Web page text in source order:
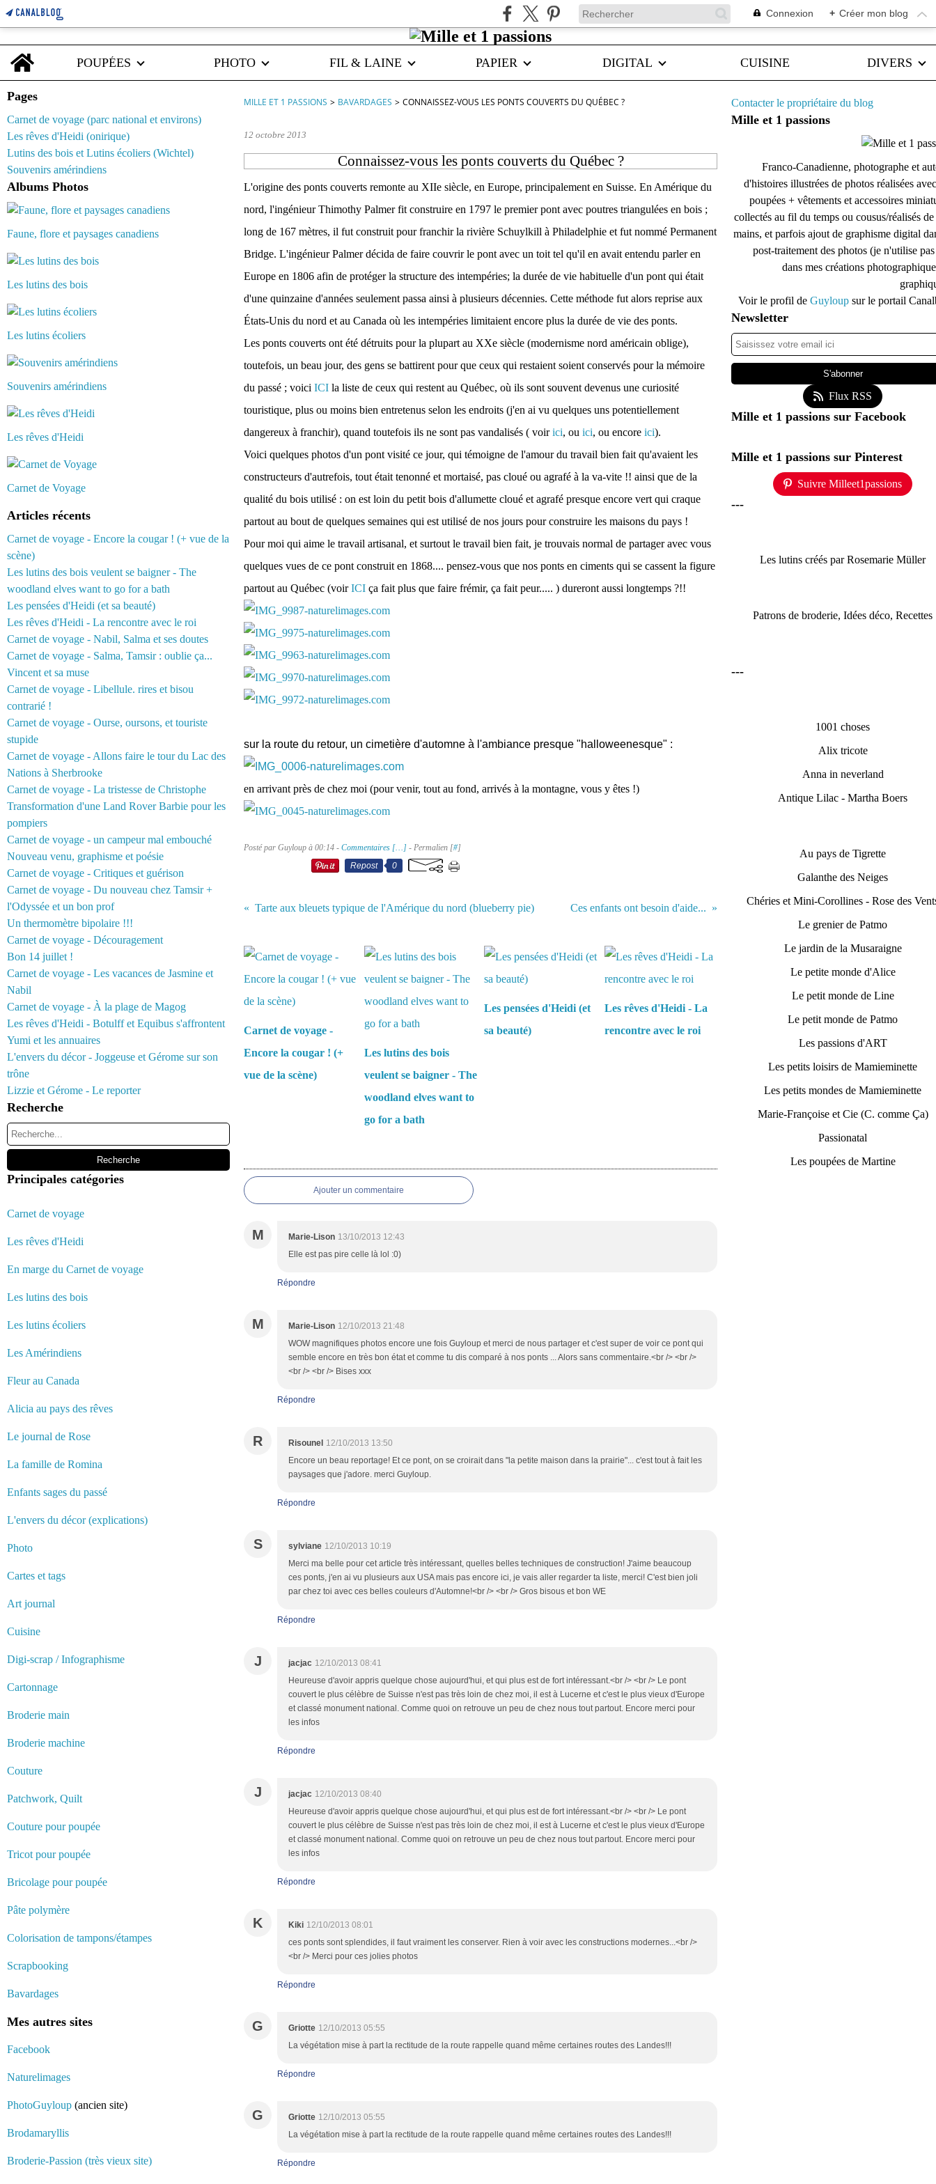
Connexion + Créer mon blog
Home
POUPÉES
PHOTO FIL & LAINE PAPIER DIGITAL CUISINE DIVERS
Pages
Carnet de voyage (parc national et environs)
Les rêves d'Heidi (onirique)
Lutins des bois et Lutins écoliers (Wichtel)
Souvenirs amérindiens
Albums Photos
Faune, flore et paysages canadiens
Les lutins des bois
Les lutins écoliers
Souvenirs amérindiens
Les rêves d'Heidi
Carnet de Voyage
Articles récents
Carnet de voyage - Encore la cougar ! (+ vue de la
scène)
Les lutins des bois veulent se baigner - The
woodland elves want to go for a bath
Les pensées d'Heidi (et sa beauté)
Les rêves d'Heidi - La rencontre avec le roi
Carnet de voyage - Nabil, Salma et ses doutes
Carnet de voyage - Salma, Tamsir : oublie ça...
Vincent et sa muse
Carnet de voyage - Libellule. rires et bisou
contrarié !
Carnet de voyage - Ourse, oursons, et touriste
stupide
Carnet de voyage - Allons faire le tour du Lac des
Nations à Sherbrooke
Carnet de voyage - La tristesse de Christophe
Transformation d'une Land Rover Barbie pour les
pompiers
Carnet de voyage - un campeur mal embouché
Nouveau venu, graphisme et poésie
Carnet de voyage - Critiques et guérison
Carnet de voyage - Du nouveau chez Tamsir +
l'Odyssée et un bon prof
Un thermomètre bipolaire !!!
Carnet de voyage - Découragement
Bon 14 juillet !
Carnet de voyage - Les vacances de Jasmine et
Nabil
Carnet de voyage - À la plage de Magog
Les rêves d'Heidi - Botulff et Equibus s'affrontent
Yumi et les annuaires
L'envers du décor - Joggeuse et Gérome sur son
trône
Lizzie et Gérome - Le reporter
Recherche
Principales catégories
Carnet de voyage
Les rêves d'Heidi
En marge du Carnet de voyage
Les lutins des bois
Les lutins écoliers
Les Amérindiens
Fleur au Canada
Alicia au pays des rêves
Le journal de Rose
La famille de Romina
Enfants sages du passé
L'envers du décor (explications)
Photo
Cartes et tags
Art journal
Cuisine
Digi-scrap / Infographisme
Cartonnage
Broderie main
Broderie machine
Couture
Patchwork, Quilt
Couture pour poupée
Tricot pour poupée
Bricolage pour poupée
Pâte polymère
Colorisation de tampons/étampes
Scrapbooking
Bavardages
Mes autres sites
Facebook
Naturelimages
PhotoGuyloup (ancien site)
Brodamaryllis
Broderie-Passion (très vieux site)
MILLE ET 1 PASSIONS > BAVARDAGES > CONNAISSEZ-VOUS LES PONTS COUVERTS DU QUÉBEC ?
12 octobre 2013
Connaissez-vous les ponts couverts du Québec ?
L'origine des ponts couverts remonte au XIIe siècle, en Europe, principalement en Suisse. En Amérique du
nord, l'ingénieur Thimothy Palmer fit construire en 1797 le premier pont avec poutres triangulées en bois ;
long de 167 mètres, il fut construit pour franchir la rivière Schuylkill à Philadelphie et fut nommé Permanent
Bridge. L'ingénieur Palmer décida de faire couvrir le pont avec un toit tel qu'il en avait entendu parler en
Europe en 1806 afin de protéger la structure des intempéries; la durée de vie habituelle d'un pont qui était
d'une quinzaine d'années seulement passa ainsi à plusieurs décennies. Cette méthode fut alors reprise aux
États-Unis du nord et au Canada où les intempéries limitaient encore plus la durée de vie des ponts.
Les ponts couverts ont été détruits pour la plupart au XXe siècle (modernisme nord américain oblige),
toutefois, un beau jour, des gens se battirent pour que ceux qui restaient soient conservés pour la mémoire
du passé ; voici ICI la liste de ceux qui restent au Québec, où ils sont souvent devenus une curiosité
touristique, plus ou moins bien entretenus selon les endroits (j'en ai vu quelques uns potentiellement
dangereux à franchir), quand toutefois ils ne sont pas vandalisés ( voirici, ou ici, ou encore ici).
Voici quelques photos d'un pont visité ce jour, qui témoigne de l'amour du travail bien fait qu'avaient les
constructeurs d'autrefois, tout était tenonné et mortaisé, pas cloué ou agrafé à la va-vite !! ainsi que de la
qualité du bois utilisé : on est loin du petit bois d'allumette cloué et agrafé presque encore vert qui craque
partout au bout de quelques semaines qui est utilisé de nos jours pour construire les maisons du pays !
Pour moi qui aime le travail artisanal, et surtout le travail bien fait, je trouvais normal de partager avec vous
quelques vues de ce pont construit en 1868.... pensez-vous que nos ponts en ciments qui se cassent la figure
partout au Québec (voirICI ça fait plus que faire frémir, ça fait peur..... ) dureront aussi longtemps ?!!
sur la route du retour, un cimetière d'automne à l'ambiance presque "halloweenesque" :
en arrivant près de chez moi (pour venir, tout au fond, arrivés à la montagne, vous y êtes !)
Posté par Guyloup à 00:14 - Commentaires […] - Permalien [#]
Repost
0
Tarte aux bleuets typique de l'Amérique du nord (blueberry pie) Ces enfants ont besoin d'aide...
Carnet de voyage -
Encore la cougar ! (+
vue de la scène)
Les lutins des bois
veulent se baigner - The
woodland elves want to
go for a bath
Les pensées d'Heidi (et
sa beauté)
Les rêves d'Heidi - La
rencontre avec le roi
Ajouter un commentaire
M Marie-Lison 13/10/2013 12:43
Elle est pas pire celle là lol :0)
Répondre
M Marie-Lison 12/10/2013 21:48
WOW magnifiques photos encore une fois Guyloup et merci de nous partager et c'est super de voir ce pont qui
semble encore en très bon état et comme tu dis comparé à nos ponts ... Alors sans commentaire.<br /> <br />
<br /> <br /> Bises xxx
Répondre
R Risounel 12/10/2013 13:50
Encore un beau reportage! Et ce pont, on se croirait dans "la petite maison dans la prairie"... c'est tout à fait les
paysages que j'adore. merci Guyloup.
Répondre
S sylviane 12/10/2013 10:19
Merci ma belle pour cet article très intéressant, quelles belles techniques de construction! J'aime beaucoup
ces ponts, j'en ai vu plusieurs aux USA mais pas encore ici, je vais aller regarder ta liste, merci! C'est bien joli
par chez toi avec ces belles couleurs d'Automne!<br /> <br /> Gros bisous et bon WE
Répondre
J jacjac 12/10/2013 08:41
Heureuse d'avoir appris quelque chose aujourd'hui, et qui plus est de fort intéressant.<br /> <br /> Le pont
couvert le plus célèbre de Suisse n'est pas très loin de chez moi, il est à Lucerne et c'est le plus vieux d'Europe
et classé monument national. Comme quoi on retrouve un peu de chez nous tout partout. Encore merci pour
les infos
Répondre
J jacjac 12/10/2013 08:40
Heureuse d'avoir appris quelque chose aujourd'hui, et qui plus est de fort intéressant.<br /> <br /> Le pont
couvert le plus célèbre de Suisse n'est pas très loin de chez moi, il est à Lucerne et c'est le plus vieux d'Europe
et classé monument national. Comme quoi on retrouve un peu de chez nous tout partout. Encore merci pour
les infos
Répondre
K Kiki 12/10/2013 08:01
ces ponts sont splendides, il faut vraiment les conserver. Rien à voir avec les constructions modernes...<br />
<br /> Merci pour ces jolies photos
Répondre
G Griotte 12/10/2013 05:55
La végétation mise à part la rectitude de la route rappelle quand même certaines routes des Landes!!!
Répondre
G Griotte 12/10/2013 05:55
La végétation mise à part la rectitude de la route rappelle quand même certaines routes des Landes!!!
Répondre
Contacter le propriétaire du blog
Mille et 1 passions
Franco-Canadienne, photographe et
d'histoires illustrées de photos réalisées
poupées + vêtements et accessoires
collectés au fil du temps ou cousus/réalisés de
mains, et parfois ajout de graphisme digital
post-traitement des photos (je n'utilise
dans mes créations
Voir le profil de Guyloup sur le portail
Newsletter
Flux RSS
Mille et 1 passions sur Facebook
Mille et 1 passions sur Pinterest
Suivre Milleet1passions
---
Les lutins créés par Rosemarie Müller
Patrons de broderie, Idées déco, Recettes
---
1001 choses
Alix tricote
Anna in neverland
Antique Lilac - Martha Boers
Au pays de Tigrette
Galanthe des Neiges
Chéries et Mini-Corollines - Rose des
Le grenier de Patmo
Le jardin de la Musaraigne
Le petite monde d'Alice
Le petit monde de Line
Le petit monde de Patmo
Les passions d'ART
Les petits loisirs de Mamieminette
Les petits mondes de Mamieminette
Marie-Françoise et Cie (C. comme Ça)
Passionatal
Les poupées de Martine